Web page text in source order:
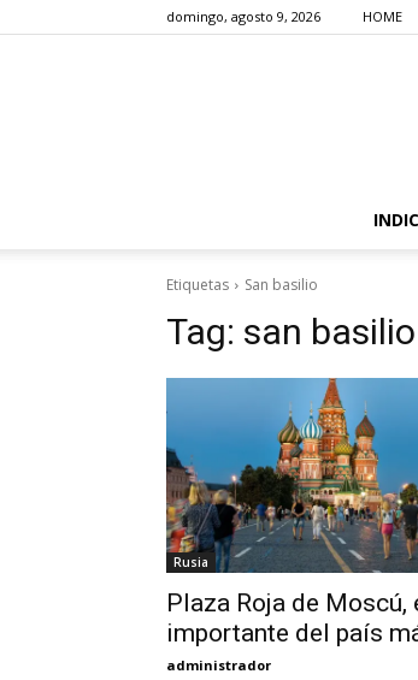
domingo, agosto 9, 2026 HOME
Etiquetas San basilio
Tag: san basilio
Rusia
Plaza Roja de Moscú,
importante del país
administrador